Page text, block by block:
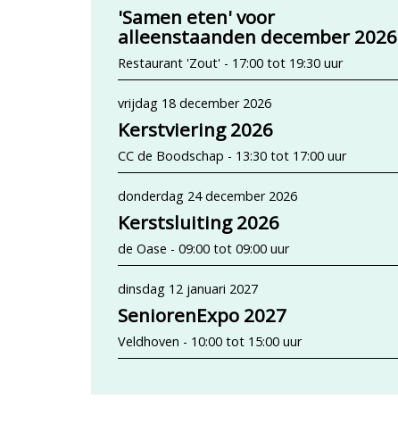
'Samen eten' voor
alleenstaanden december 2026
Restaurant 'Zout' - 17:00 tot 19:30 uur
vrijdag 18 december 2026
Kerstviering 2026
CC de Boodschap - 13:30 tot 17:00 uur
donderdag 24 december 2026
Kerstsluiting 2026
de Oase - 09:00 tot 09:00 uur
dinsdag 12 januari 2027
SeniorenExpo 2027
Veldhoven - 10:00 tot 15:00 uur